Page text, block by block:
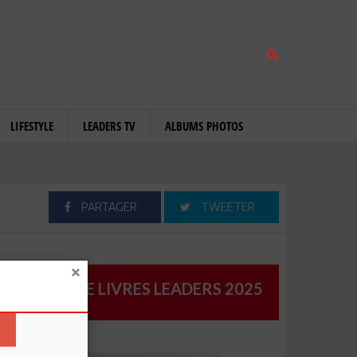
LIFESTYLE LEADERS TV ALBUMS PHOTOS
PARTAGER TWEETER
CATALOGUE LIVRES LEADERS 2025